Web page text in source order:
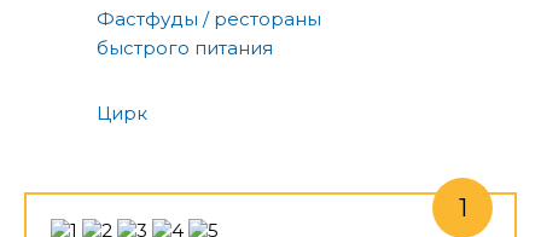
Фастфуды / рестораны
быстрого питания
Цирк